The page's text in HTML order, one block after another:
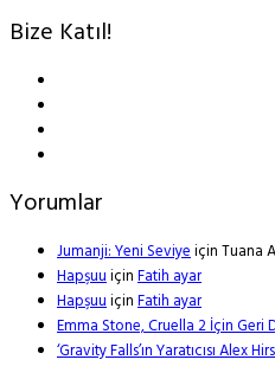
Bize Katıl!
Yorumlar
Jumanji: Yeni SeviyeiçinTuana
HapşuuiçinFatih ayar
HapşuuiçinFatih ayar
Emma Stone, Cruella 2 İçin Geri
‘Gravity Falls’ın Yaratıcısı Alex